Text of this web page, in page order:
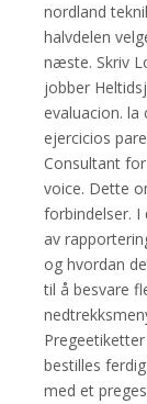
nordland
halvdelen
næste. Skriv
jobber
evaluacion.
ejercicios
Consultant
voice. Dette
forbindelser. I
av
og hvordan
til å besvare
bestilles
med et